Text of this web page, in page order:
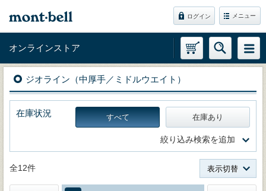
ログイン メニュー
オンラインストア
ジオライン（中厚手／ミドルウエイト）
在庫状況 すべて 在庫あり
絞り込み検索を追加
全12件 表示切替